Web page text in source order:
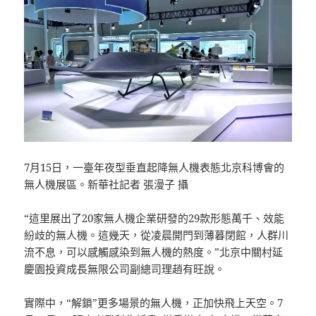
7月15日，一臺年夜型垂直起降無人機表態北京科博會的
無人機展區。新華社記者 張漫子 攝
“這里展出了20家無人機企業研發的29款形態萬千、效能
紛歧的無人機。這幾天，從凌晨開門到薄暮閉館，人群川
流不息，可以感觸感染到無人機的熱度。”北京中關村延
慶園投資成長無限公司副總司理趙有旺說。
實際中，“解鎖”更多場景的無人機，正加快飛上天空。7